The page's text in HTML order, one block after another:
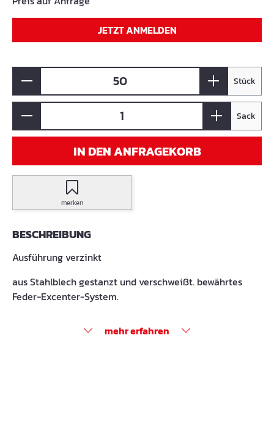
JETZT ANMELDEN
Stück
Sack
IN DEN ANFRAGEKORB
merken
BESCHREIBUNG
Ausführung verzinkt
aus Stahlblech gestanzt und verschweißt. bewährtes
Feder-Excenter-System.
mehr erfahren